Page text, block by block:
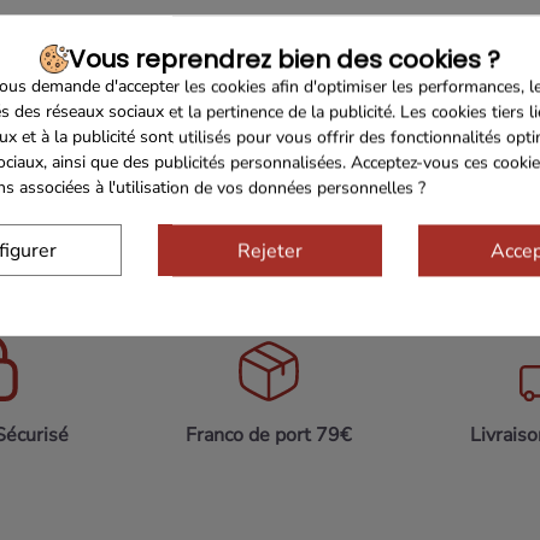
s’apprécie
pâtepersillée.
, cecoffretalliepraticité,authenticitéetraffinement.Une
Périgord.
Franco de port 79€
Vous reprendrez bien des cookies ?
demande d'accepter les cookies afin d'optimiser les performances,
des réseaux sociaux et la pertinence de la publicité. Les cookies tiers
et à la publicité sont utilisés pour vous offrir des fonctionnalités
ainsi que des publicités personnalisées. Acceptez-vous ces
associées à l'utilisation de vos données personnelles ?
Rejeter